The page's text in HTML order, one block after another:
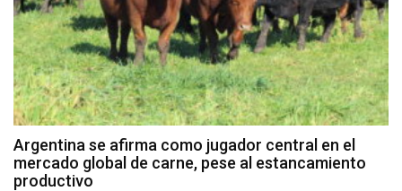
Argentina se afirma como jugador central en el
mercado global de carne, pese al estancamiento
productivo